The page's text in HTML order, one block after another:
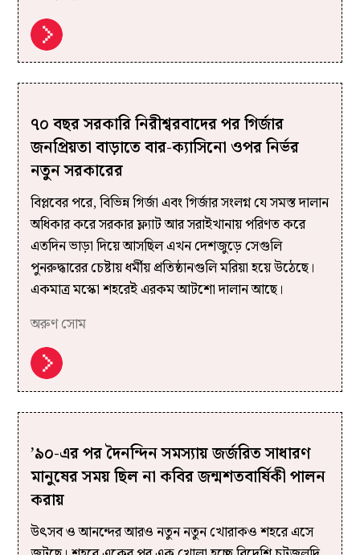
৭০ বছর সরকারি নিরীশ্বরবাদের পর গির্জার
জনপ্রিয়তা বাড়াতে বার-ক্যাসিনো ওপর নির্ভর
নতুন সরকারের
বিপ্লবের পরে, বিভিন্ন গির্জা এবং গির্জার সংলগ্ন যে সমস্ত দালান
অধিকার করে সরকার ফ্ল্যাট আর সরাইখানায় পরিণত করে
এতদিন ভাড়া দিয়ে আসছিল এখন দেশজুড়ে সেগুলি
পুনরুদ্ধারের চেষ্টায় ধর্মীয় প্রতিষ্ঠানগুলি মরিয়া হয়ে উঠেছে।
একমাত্র মস্কো শহরেই এরকম আটশো দালান আছে।
অরুণ সোম
’৯০-এর পর দৈনন্দিন সমস্যায় জর্জরিত সাধারণ
মানুষের সময় ছিল না কবির জন্মশতবার্ষিকী পালন
করায়
উৎসব ও আনন্দের আরও নতুন নতুন খোরাকও শহরে এসে